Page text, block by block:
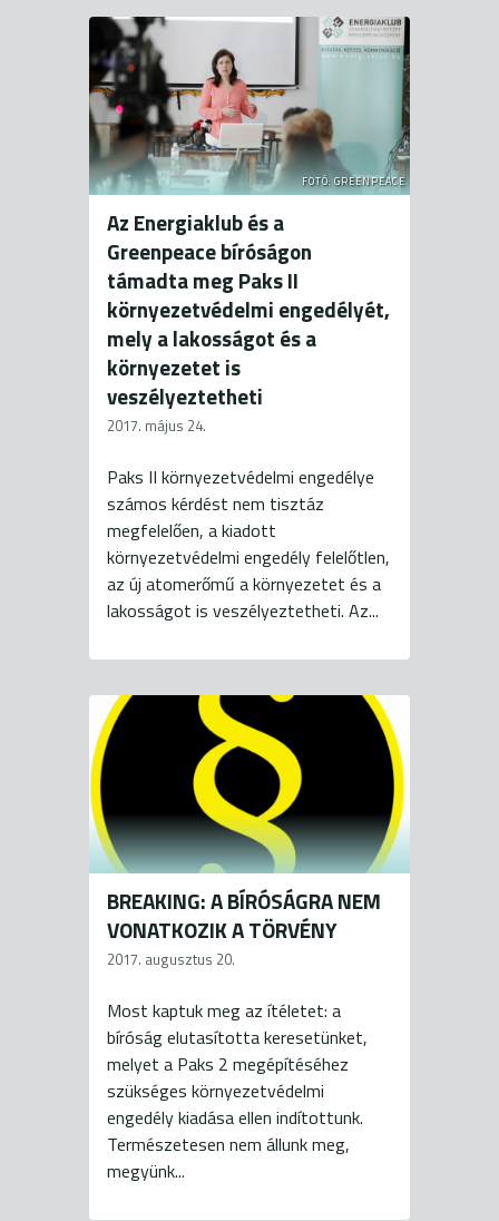
FOTÓ: GREENPEACE
Az Energiaklub és a
Greenpeace bíróságon
támadta meg Paks II
környezetvédelmi engedélyét,
mely a lakosságot és a
környezetet is
veszélyeztetheti
2017. május 24.
Paks II környezetvédelmi engedélye
számos kérdést nem tisztáz
megfelelően, a kiadott
környezetvédelmi engedély felelőtlen,
az új atomerőmű a környezetet és a
lakosságot is veszélyeztetheti. Az...
BREAKING: A BÍRÓSÁGRA NEM
VONATKOZIK A TÖRVÉNY
2017. augusztus 20.
Most kaptuk meg az ítéletet: a
bíróság elutasította keresetünket,
melyet a Paks 2 megépítéséhez
szükséges környezetvédelmi
engedély kiadása ellen indítottunk.
Természetesen nem állunk meg,
megyünk...